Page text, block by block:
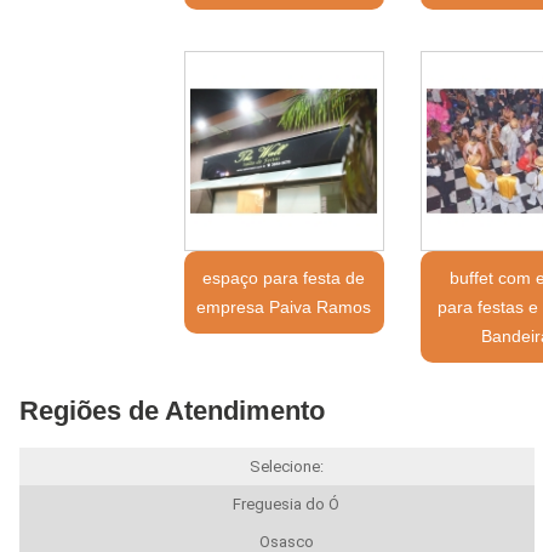
espaço para festa de
empresa Paiva Ramos
buffet com
para festas e
Regiões de Atendimento
Selecione:
Freguesia do Ó
Osasco